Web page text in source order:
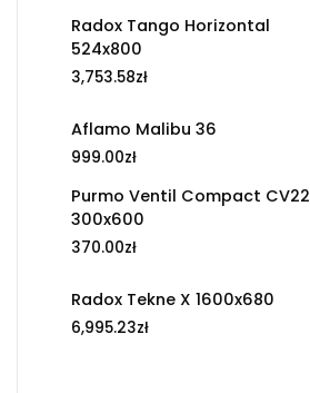
Radox Tango Horizontal
524x800
3,753.58zł
Aflamo Malibu 36
999.00zł
Purmo Ventil Compact CV22
300x600
370.00zł
Radox Tekne X 1600x680
6,995.23zł